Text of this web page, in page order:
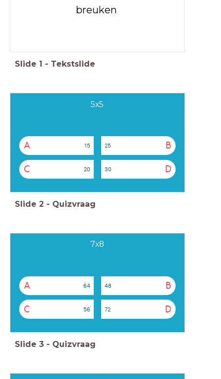
breuken
Slide 1 - Tekstslide
5x5
A 15 B
25
C 20 D
30
Slide 2 - Quizvraag
7x8
A 64 B
48
C 56 D
72
Slide 3 - Quizvraag